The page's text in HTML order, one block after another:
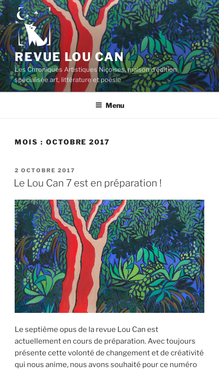
Aller
au
contenu
principal
REVUE LOU CAN
Les Chroniques Artistiques Niçoises, maison d'édition
spécialisée art, littérature et poésie
Menu
MOIS : OCTOBRE 2017
PUBLIÉ
LE
2 OCTOBRE 2017
Le Lou Can 7 est en préparation !
Le septième opus de la revue Lou Can est
actuellement en cours de préparation. Avec toujours
présente cette volonté de changement et de créativité
qui nous anime, nous avons souhaité pour ce numéro